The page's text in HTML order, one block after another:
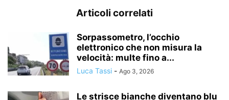
Articoli correlati
Sorpassometro, l’occhio
elettronico che non misura la
velocità: multe fino a...
Luca Tassi - Ago 3, 2026
Le strisce bianche diventano blu